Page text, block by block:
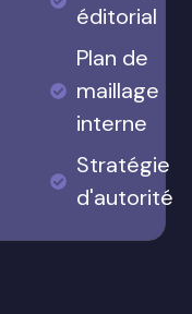
éditorial
Plan de
maillage
interne
Stratégie
d'autorité